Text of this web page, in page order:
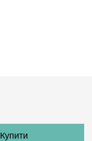
Купити